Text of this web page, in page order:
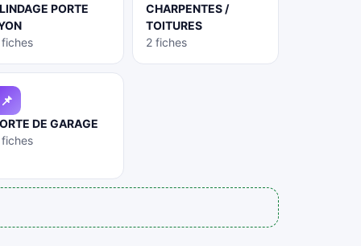
PORTE
CHARPENTES /
TOITURES
2 fiches
📌
DE GARAGE